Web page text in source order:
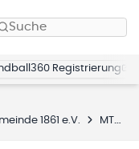
Suche
Registrierung
1861 e.V. MT Melsungen